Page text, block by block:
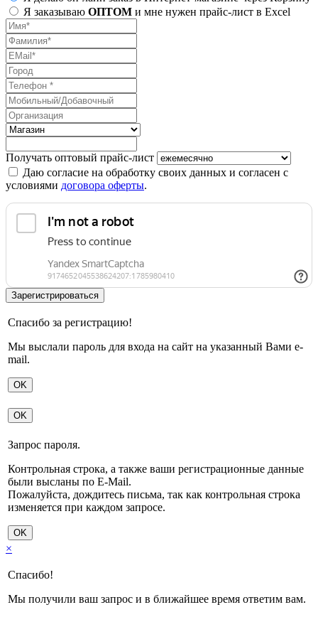
Я заказываю ОПТОМ и мне нужен прайс-лист в Excel
Получать оптовый прайс-лист
Даю согласие на обработку своих данных и согласен с
условиями договора оферты.
Спасибо за регистрацию!
Мы выслали пароль для входа на сайт на указанный Вами e-
mail.
OK
OK
Запрос пароля.
Контрольная строка, а также ваши регистрационные данные
были высланы по E-Mail.
Пожалуйста, дождитесь письма, так как контрольная строка
изменяется при каждом запросе.
OK
×
Спасибо!
Мы получили ваш запрос и в ближайшее время ответим вам.